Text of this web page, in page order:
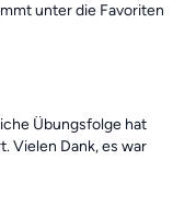
unter die Favoriten
Übungsfolge hat
Vielen Dank, es war